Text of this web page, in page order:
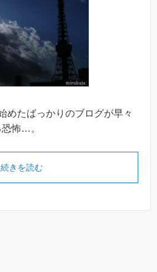
めたばっかりのブログが早々
怖…。
続きを読む